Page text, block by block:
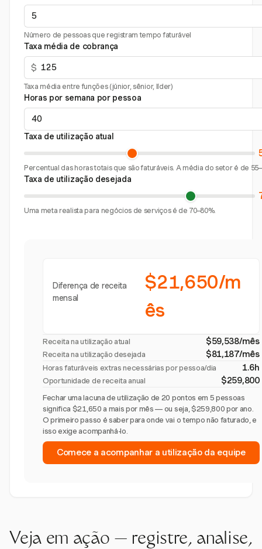
Número de pessoas que registram tempo faturável
Taxa média de cobrança
$
Taxa média entre funções (júnior, sênior, líder)
Horas por semana por pessoa
Taxa de utilização atual
Percentual das horas totais que são faturáveis. A média do setor é de
Taxa de utilização desejada
Uma meta realista para negócios de serviços é de 70–80%.
Diferença de receita
mensal
$21,650/m
ês
Receita na utilização atual $59,538/mês
Receita na utilização desejada $81,187/mês
Horas faturáveis extras necessárias por pessoa/dia 1.6h
Oportunidade de receita anual $259,800
Fechar uma lacuna de utilização de 20 pontos em 5 pessoas
significa $21,650 a mais por mês — ou seja, $259,800 por ano.
O primeiro passo é saber para onde vai o tempo não faturado, e
isso exige acompanhá-lo.
Comece a acompanhar a utilização da equipe
Veja em ação — registre, analise,